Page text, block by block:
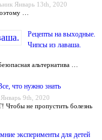
Январь 13th, 2020
…
Рецепты на выходные.
Чипсы из лаваша.
альтернатива …
что нужно знать
Январь 9th, 2020
не пропустить болезнь
эксперименты для детей